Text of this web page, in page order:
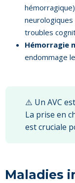
troubles
Hémorragie
endommage
⚠️ Un AVC
La prise en
est cruciale
Maladies